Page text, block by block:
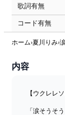
歌詞有無
コード有無
ホーム›夏川りみ›
内容
【ウクレレ
「涙そうそ